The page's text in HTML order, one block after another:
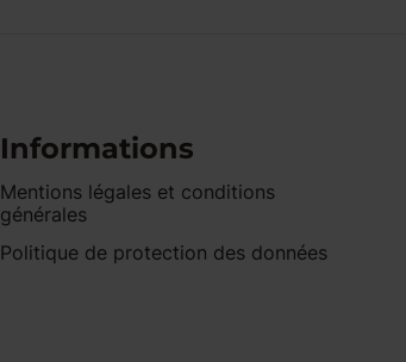
Informations
Mentions légales et conditions
générales
Politique de protection des données